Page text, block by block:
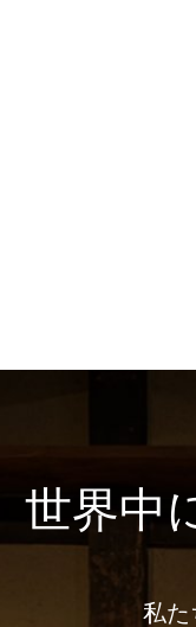
世界中
私た